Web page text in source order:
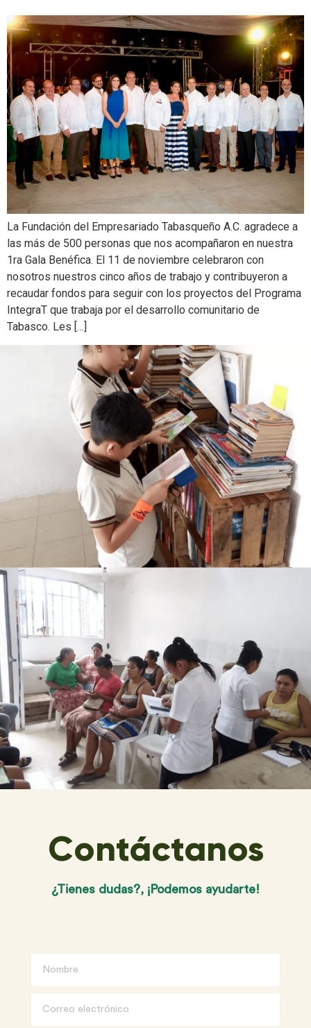
La Fundación del Empresariado Tabasqueño A.C. agradece a
las más de 500 personas que nos acompañaron en nuestra
1ra Gala Benéfica. El 11 de noviembre celebraron con
nosotros nuestros cinco años de trabajo y contribuyeron a
recaudar fondos para seguir con los proyectos del Programa
IntegraT que trabaja por el desarrollo comunitario de
Tabasco. Les […]
Contáctanos
¿Tienes dudas?, ¡Podemos ayudarte!